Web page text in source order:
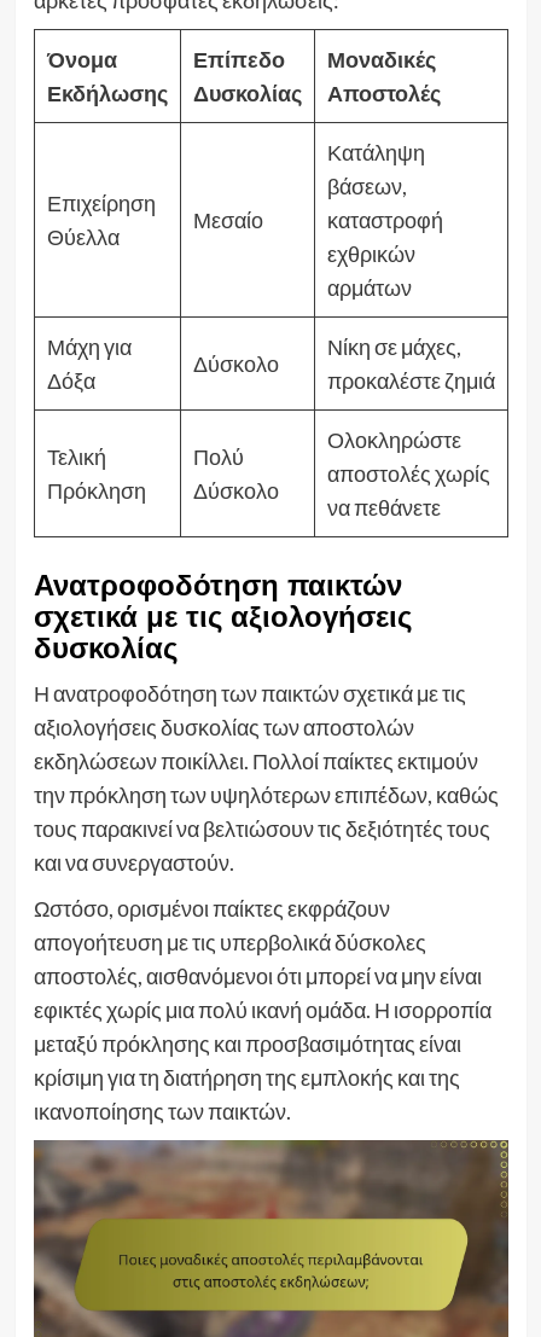
Όνομα
Εκδήλωσης
Επίπεδο
Δυσκολίας
Μοναδικές
Αποστολές
Επιχείρηση
Θύελλα
Μεσαίο
Κατάληψη
βάσεων,
καταστροφή
εχθρικών
αρμάτων
Μάχη για
Δόξα
Δύσκολο
Νίκη σε μάχες,
προκαλέστε ζημιά
Τελική
Πρόκληση
Πολύ
Δύσκολο
Ολοκληρώστε
αποστολές χωρίς
να πεθάνετε
Ανατροφοδότηση παικτών
σχετικά με τις αξιολογήσεις
δυσκολίας
Η ανατροφοδότηση των παικτών σχετικά με τις
αξιολογήσεις δυσκολίας των αποστολών
εκδηλώσεων ποικίλλει. Πολλοί παίκτες εκτιμούν
την πρόκληση των υψηλότερων επιπέδων, καθώς
τους παρακινεί να βελτιώσουν τις δεξιότητές τους
και να συνεργαστούν.
Ωστόσο, ορισμένοι παίκτες εκφράζουν
απογοήτευση με τις υπερβολικά δύσκολες
αποστολές, αισθανόμενοι ότι μπορεί να μην είναι
εφικτές χωρίς μια πολύ ικανή ομάδα. Η ισορροπία
μεταξύ πρόκλησης και προσβασιμότητας είναι
κρίσιμη για τη διατήρηση της εμπλοκής και της
ικανοποίησης των παικτών.